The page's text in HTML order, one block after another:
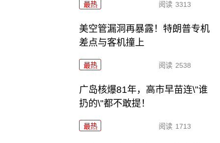
最热 阅读 3313
美空管漏洞再暴露！特朗普专机
差点与客机撞上
最热 阅读 2538
广岛核爆81年，高市早苗连\"谁
扔的\"都不敢提！
最热 阅读 1713